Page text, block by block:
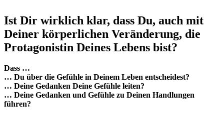
Ist Dir wirklich klar, dass Du, auch mit
Deiner körperlichen Veränderung, die
Protagonistin Deines Lebens bist?
Dass …
… Du über die Gefühle in Deinem Leben entscheidest?
… Deine Gedanken Deine Gefühle leiten?
… Deine Gedanken und Gefühle zu Deinen Handlungen
führen?